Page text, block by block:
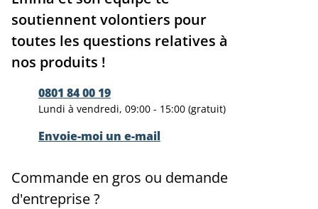
soutiennent volontiers pour
toutes les questions relatives à
nos produits !
0801 84 00 19
Lundi à vendredi, 09:00 - 15:00 (gratuit)
Envoie-moi un e-mail
Commande en gros ou demande
d'entreprise ?